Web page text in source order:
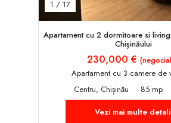
1 / 17
Apartament cu 2 dormitoare si
Chișinăului
230,000 €
Apartament cu 3 camere de
Centru, Chișinău
85 mp
Vezi mai multe